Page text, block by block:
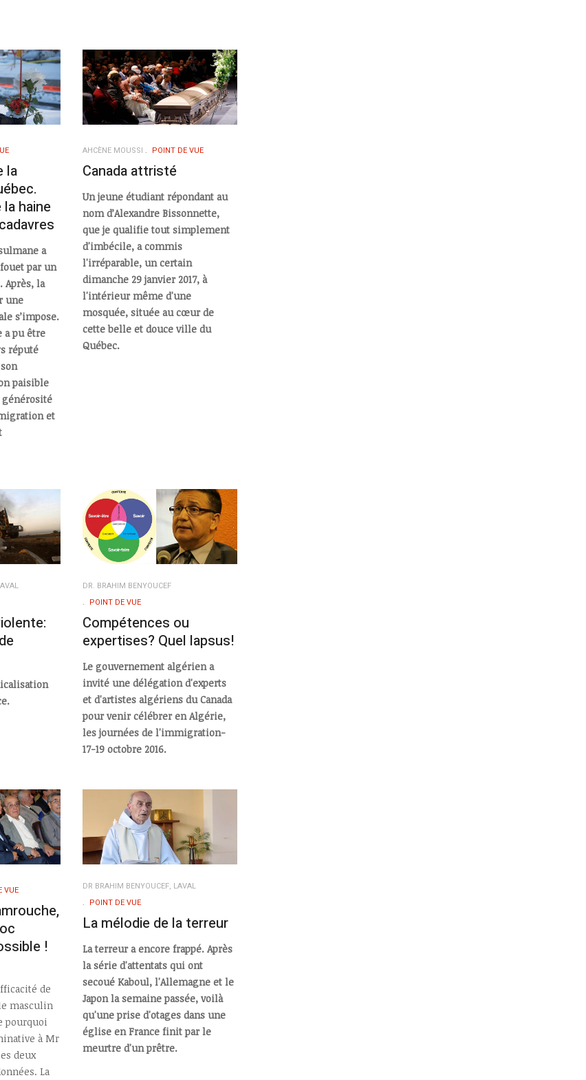
la
haine
a
par un
Après, la
une
s’impose.
a pu être
réputé
paisible
et
AHCÈNE MOUSSI POINT DE VUE
Canada attristé
Un jeune étudiant répondant au
nom d’Alexandre Bissonnette,
que je qualifie tout simplement
d'imbécile, a commis
l'irréparable, un certain
dimanche 29 janvier 2017, à
l'intérieur même d'une
mosquée, située au cœur de
cette belle et douce ville du
Québec.
DR. BRAHIM BENYOUCEF
POINT DE VUE
Compétences ou
expertises? Quel lapsus!
Le gouvernement algérien a
invité une délégation d'experts
et d'artistes algériens du Canada
pour venir célébrer en Algérie,
les journées de l'immigration-
17-19 octobre 2016.
VUE
!
de
masculin
pourquoi
à Mr
deux
La
DR BRAHIM BENYOUCEF, LAVAL
POINT DE VUE
La mélodie de la terreur
La terreur a encore frappé. Après
la série d'attentats qui ont
secoué Kaboul, l'Allemagne et le
Japon la semaine passée, voilà
qu'une prise d'otages dans une
église en France finit par le
meurtre d'un prêtre.